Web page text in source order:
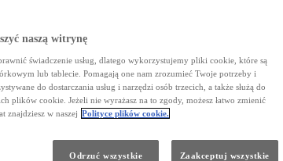
naszą witrynę
świadczenie usług, dlatego wykorzystujemy pliki cookie, które są
lub tablecie. Pomagają one nam zrozumieć Twoje potrzeby i
do dostarczania usług i narzędzi osób trzecich, a także służą do
plików cookie. Jeżeli nie wyrażasz na to zgody, możesz łatwo zmienić
znajdziesz w naszej Polityce plików cookie.
Odrzuć wszystkie Zaakceptuj wszystkie